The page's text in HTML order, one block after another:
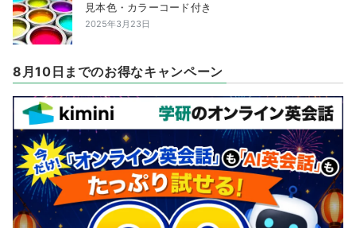
見本色・カラーコード付き
2025年3月23日
8月10日までのお得なキャンペーン